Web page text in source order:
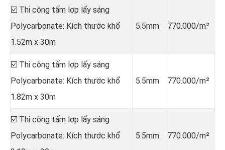
☑️ Thi công tấm lợp lấy sáng
Polycarbonate: Kích thước khổ
1.52m x 30m
5.5mm 770.000/m²
☑️ Thi công tấm lợp lấy sáng
Polycarbonate: Kích thước khổ
1.82m x 30m
5.5mm 770.000/m²
☑️ Thi công tấm lợp lấy sáng
Polycarbonate: Kích thước khổ
5.5mm 770.000/m²